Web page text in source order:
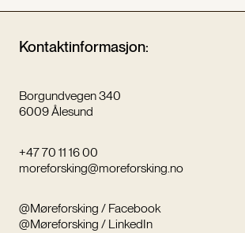
Kontaktinformasjon:
Borgundvegen 340
6009 Ålesund
+47 70 11 16 00
moreforsking@moreforsking.no
@Møreforsking / Facebook
@Møreforsking / LinkedIn